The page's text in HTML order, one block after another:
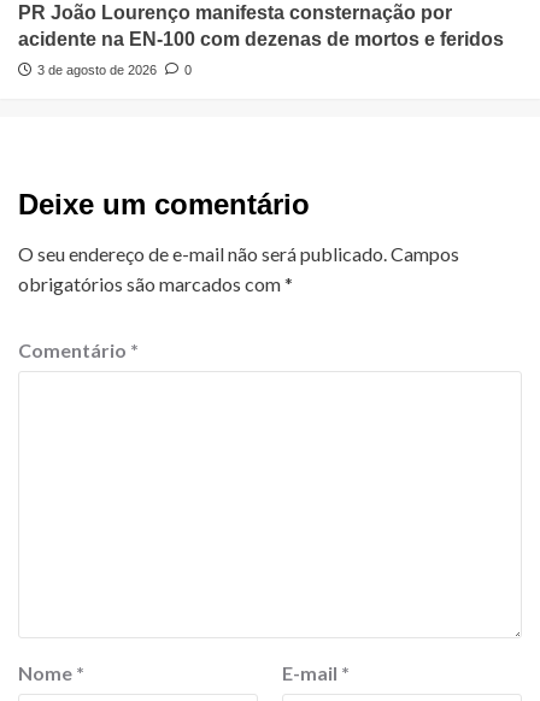
PR João Lourenço manifesta consternação por
acidente na EN-100 com dezenas de mortos e feridos
3 de agosto de 2026 0
Deixe um comentário
O seu endereço de e-mail não será publicado.Campos
obrigatórios são marcados com*
Comentário *
Nome * E-mail *